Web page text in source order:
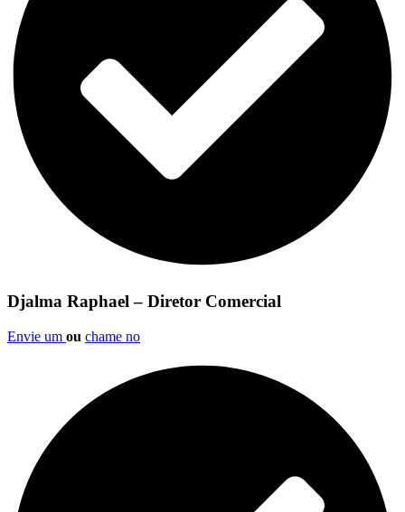
Djalma Raphael – Diretor Comercial
Envie um ou chame no